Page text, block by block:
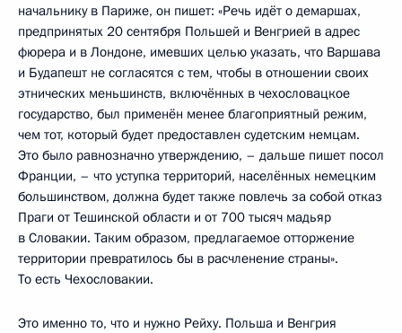
начальнику в Париже, он пишет: «Речь идёт о демаршах,
предпринятых 20 сентября Польшей и Венгрией в адрес
фюрера и в Лондоне, имевших целью указать, что Варшава
и Будапешт не согласятся с тем, чтобы в отношении своих
этнических меньшинств, включённых в чехословацкое
государство, был применён менее благоприятный режим,
чем тот, который будет предоставлен судетским немцам.
Это было равнозначно утверждению, – дальше пишет посол
Франции, – что уступка территорий, населённых немецким
большинством, должна будет также повлечь за собой отказ
Праги от Тешинской области и от 700 тысяч мадьяр
в Словакии. Таким образом, предлагаемое отторжение
территории превратилось бы в расчленение страны».
То есть Чехословакии.
Это именно то, что и нужно Рейху. Польша и Венгрия